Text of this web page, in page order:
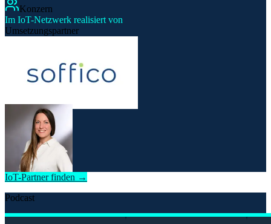
Konzern
Im IoT-Netzwerk realisiert von
Umsetzungspartner
IoT-Partner finden →
Podcast